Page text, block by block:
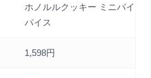
ホノルルクッキー ミニバイツ
パイス
1,598円